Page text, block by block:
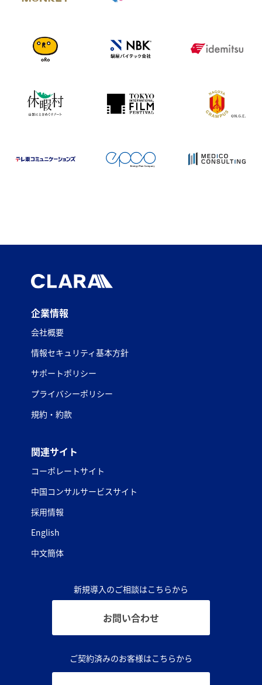
企業情報
会社概要
情報セキュリティ基本方針
サポートポリシー
プライバシーポリシー
規約・約款
関連サイト
コーポレートサイト
中国コンサルサービスサイト
採用情報
English
中文簡体
新規導入のご相談はこちらから
お問い合わせ
ご契約済みのお客様はこちらから